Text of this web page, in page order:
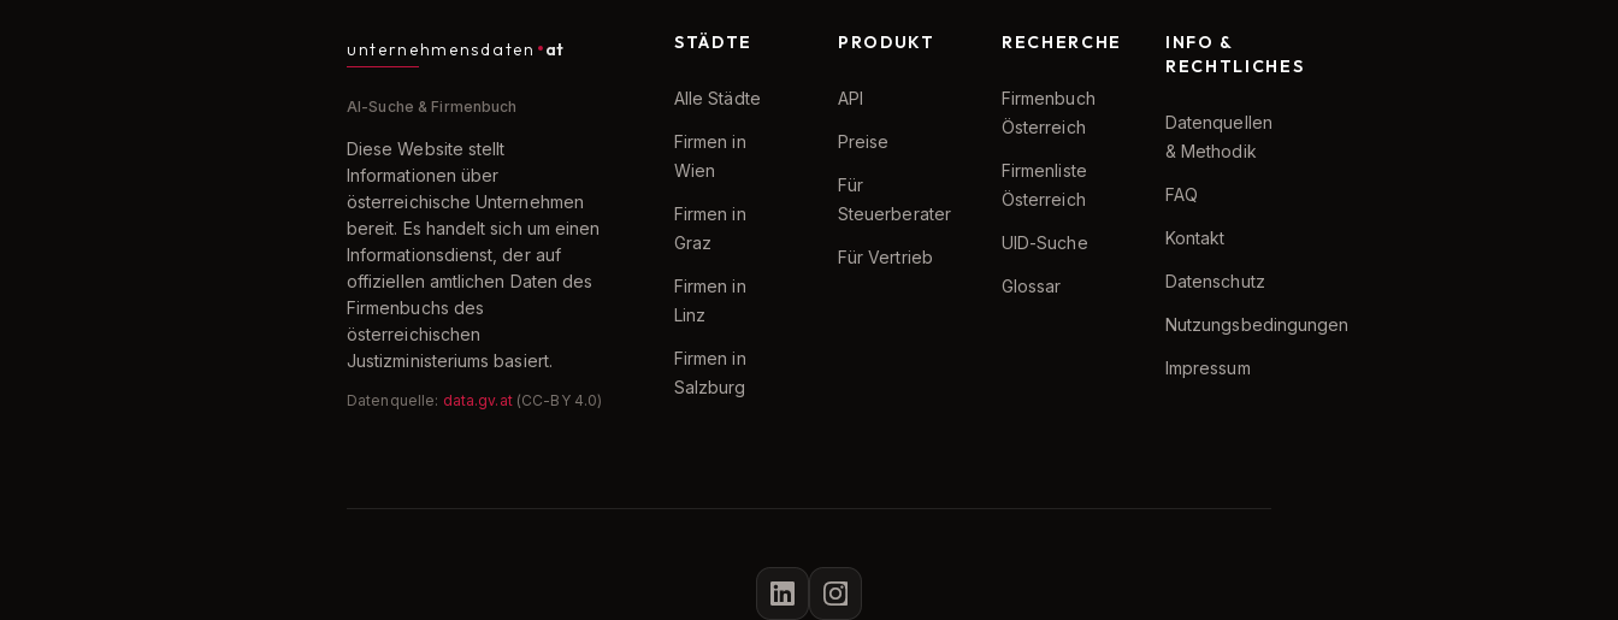
unternehmensdaten at
AI-Suche & Firmenbuch
Diese Website stellt
Informationen über
österreichische Unternehmen
bereit. Es handelt sich um einen
Informationsdienst, der auf
offiziellen amtlichen Daten des
Firmenbuchs des
österreichischen
Justizministeriums basiert.
Datenquelle: data.gv.at (CC-BY 4.0)
STÄDTE
Alle Städte
Firmen in
Wien
Firmen in
Graz
Firmen in
Linz
Firmen in
Salzburg
PRODUKT
API
Preise
Für
Steuerberater
Für Vertrieb
RECHERCHE
Firmenbuch
Österreich
Firmenliste
Österreich
UID-Suche
Glossar
INFO &
RECHTLICHES
Datenquellen
& Methodik
FAQ
Kontakt
Datenschutz
Nutzungsbedingungen
Impressum